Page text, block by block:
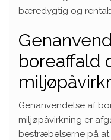
bæredygtig og
boreaffald
Genanvendelse af
miljøpåvirkning er
bestræbelserne på